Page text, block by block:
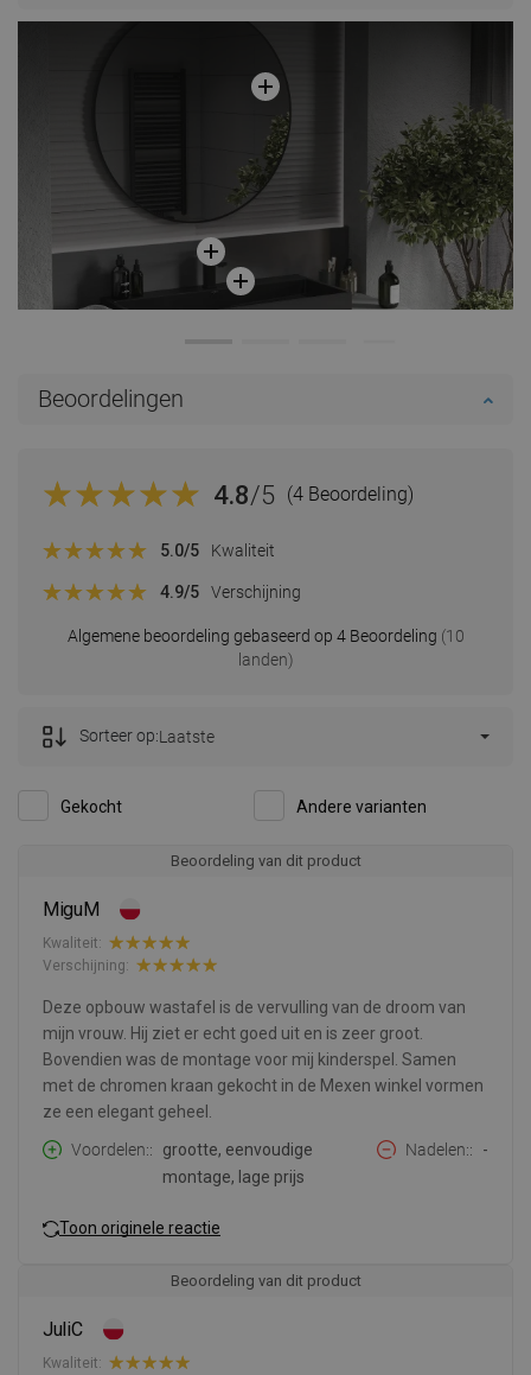
Beoordelingen
4.8/5 (4 Beoordeling)
Algemene beoordeling gebaseerd op 4 Beoordeling (10
landen)
5.0/5 Kwaliteit
4.9/5 Verschijning
Gekocht Andere varianten
Sorteer op:Laatste
Beoordeling van dit product
MiguM
Kwaliteit:
Verschijning:
Deze opbouw wastafel is de vervulling van de droom van
mijn vrouw. Hij ziet er echt goed uit en is zeer groot.
Bovendien was de montage voor mij kinderspel. Samen
met de chromen kraan gekocht in de Mexen winkel vormen
ze een elegant geheel.
Voordelen:
grootte, eenvoudige
montage, lage prijs
Nadelen: -
Toon originele reactie
Beoordeling van dit product
JuliC
Kwaliteit: